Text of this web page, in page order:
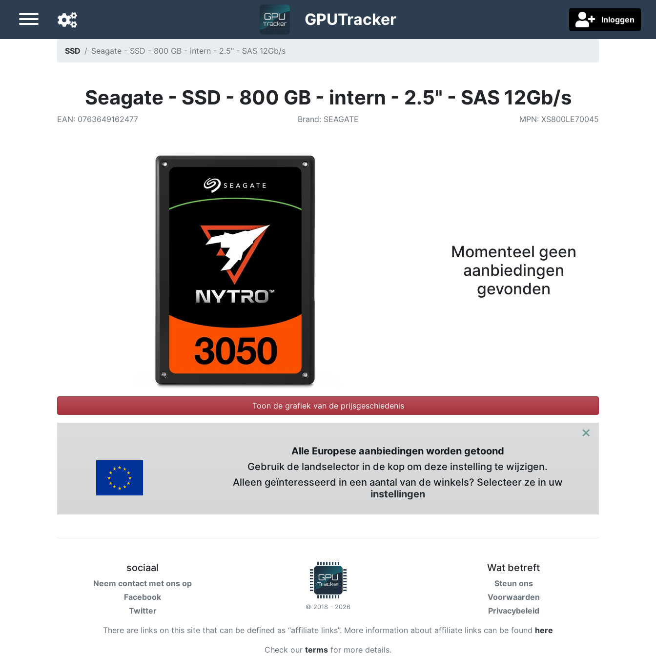
Inloggen
GPUTracker
Favoriete bezorgland
SSD Seagate - SSD - 800 GB - intern - 2.5" - SAS 12Gb/s
Seagate - SSD - 800 GB - intern - 2.5" - SAS 12Gb/s
EAN: 0763649162477 Brand: SEAGATE MPN: XS800LE70045
Momenteel geen
aanbiedingen
gevonden
Toon de grafiek van de prijsgeschiedenis
×
Alle Europese aanbiedingen worden getoond
Gebruik de landselector in de kop om deze instelling te wijzigen.
Alleen geïnteresseerd in een aantal van de winkels? Selecteer ze in uw
instellingen
sociaal
Neem contact met ons op
Facebook
Twitter
© 2018 - 2026
Wat betreft
Steun ons
Voorwaarden
Privacybeleid
There are links on this site that can be defined as “affiliate links”. More information about affiliate links can be found here
Check our terms for more details.